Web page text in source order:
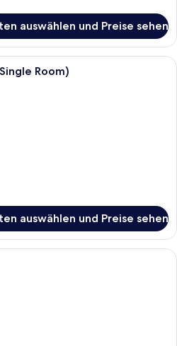
auswählen und Preise sehen
Ein Schlafzimmer mit Bett,
Room)
auswählen und Preise sehen
Ein Hotelzimmer mit Bett,